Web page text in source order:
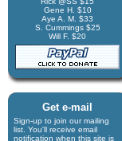
Gene H. $10
Aye A. M. $33
S. Cummings $25
Will F. $20
Get e-mail
Sign-up to join our mail­ing
list. You'll receive e­mail
notification when this site is